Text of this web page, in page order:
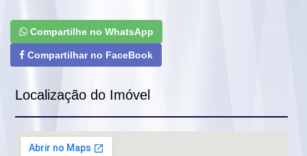
Compartilhe no WhatsApp
Compartilhar no FaceBook
Localização do Imóvel